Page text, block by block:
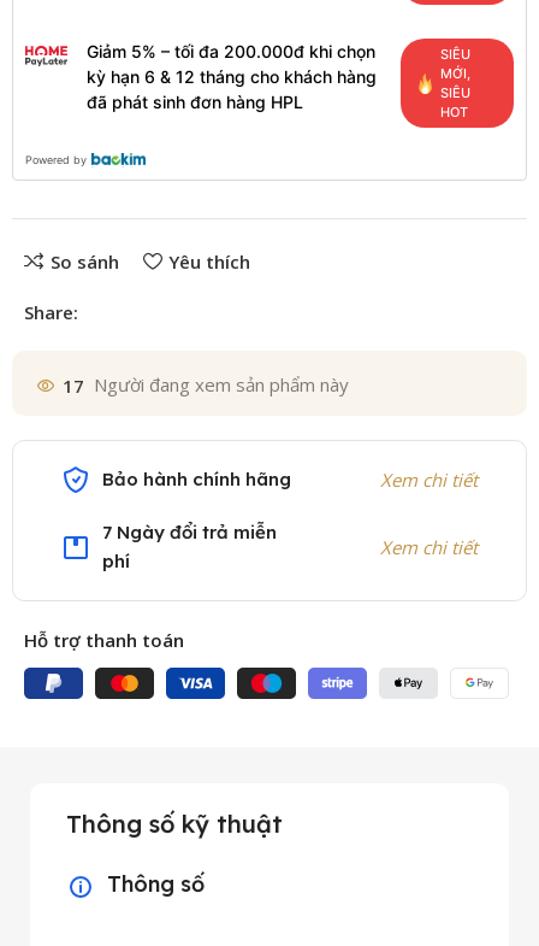
Giảm 5% – tối đa 200.000đ khi chọn
kỳ hạn 6 & 12 tháng cho khách hàng
đã phát sinh đơn hàng HPL
SIÊU
MỚI,
SIÊU
HOT
Powered by
So sánh Yêu thích
Share:
17 Người đang xem sản phẩm này
Bảo hành chính hãng Xem chi tiết
7 Ngày đổi trả miễn
phí
Xem chi tiết
Hỗ trợ thanh toán
Thông số kỹ thuật
Thông số